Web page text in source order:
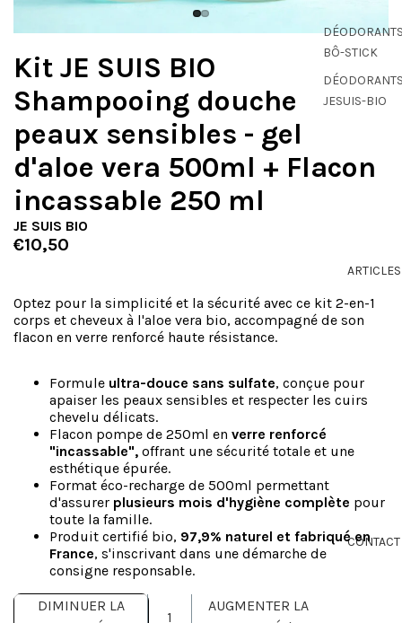
BÔ-STICK
JESUIS-BIO
ARTICLES
CONTACT
Kit JE SUIS BIO
Shampooing douche
peaux sensibles - gel
d'aloe vera 500ml + Flacon
incassable 250 ml
JE SUIS BIO
€10,50
Optez pour la simplicité et la sécurité avec ce kit 2-en-1
corps et cheveux à l'aloe vera bio, accompagné de son
flacon en verre renforcé haute résistance.
Formule ultra-douce sans sulfate, conçue pour
apaiser les peaux sensibles et respecter les cuirs
chevelu délicats.
Flacon pompe de 250ml en verre renforcé
"incassable", offrant une sécurité totale et une
esthétique épurée.
Format éco-recharge de 500ml permettant
d'assurer plusieurs mois d'hygiène complète pour
toute la famille.
Produit certifié bio, 97,9% naturel et fabriqué en
France, s'inscrivant dans une démarche de
consigne responsable.
DIMINUER LA
AUGMENTER LA